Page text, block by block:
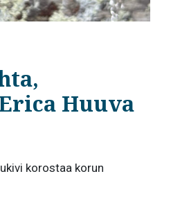
Huuva
korostaa korun